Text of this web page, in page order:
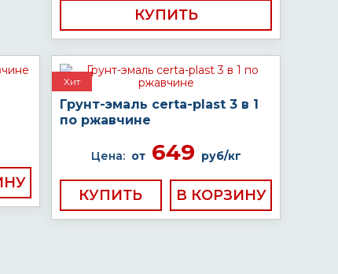
КУПИТЬ
Хит
Грунт-эмаль certa-plast 3 в 1
по ржавчине
Цена: от649 руб/кг
КУПИТЬ